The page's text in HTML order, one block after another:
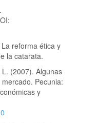
reforma ética y
la catarata.
(2007). Algunas
Pecunia:
y